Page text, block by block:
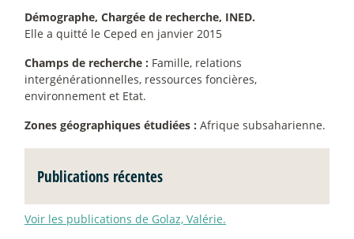
Démographe, Chargée de recherche, INED.
Elle a quitté le Ceped en janvier 2015
Champs de recherche : Famille, relations
intergénérationnelles, ressources foncières,
environnement et Etat.
Zones géographiques étudiées : Afrique subsaharienne.
Publications récentes
Voir les publications de Golaz, Valérie.